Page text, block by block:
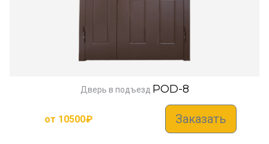
Дверь в подъезд POD-8
от 10500₽ Заказать